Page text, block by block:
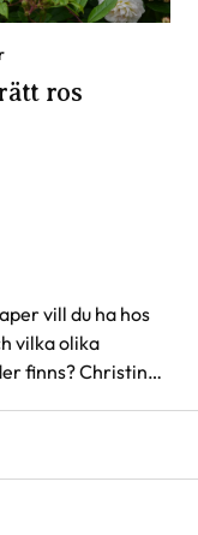
ros
vill du ha hos
vilka olika
finns? Christin